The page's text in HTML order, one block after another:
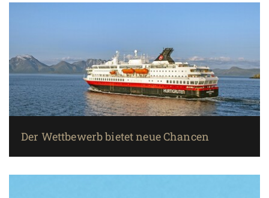
Der Wettbewerb bietet neue Chancen